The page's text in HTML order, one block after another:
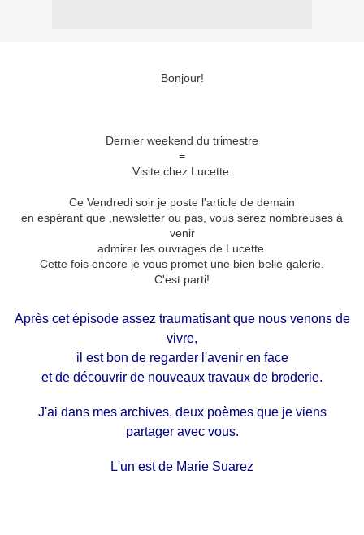
Bonjour!
Dernier weekend du trimestre
=
Visite chez Lucette.
Ce Vendredi soir je poste l'article de demain
en espérant que ,newsletter ou pas, vous serez nombreuses à
venir
admirer les ouvrages de Lucette.
Cette fois encore je vous promet une bien belle galerie.
C'est parti!
Après cet épisode assez traumatisant que nous venons de
vivre,
il est bon de regarder l'avenir en face
et de découvrir de nouveaux travaux de broderie.
J'ai dans mes archives, deux poèmes que je viens
partager avec vous.
L'un est de Marie Suarez